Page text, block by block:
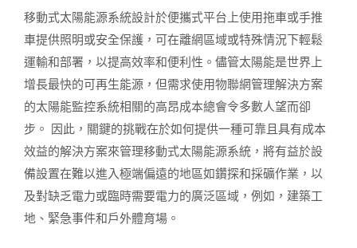
移動式太陽能源系統設計於便攜式平台上使用拖車或手推
車提供照明或安全保護，可在離網區域或特殊情況下輕鬆
運輸和部署，以提高效率和便利性。儘管太陽能是世界上
增長最快的可再生能源，但需求使用物聯網管理解決方案
的太陽能監控系統相關的高昂成本總會令多數人望而卻
步。 因此，關鍵的挑戰在於如何提供一種可靠且具有成本
效益的解決方案來管理移動式太陽能源系統，將有益於設
備設置在難以進入極端偏遠的地區如鑽探和採礦作業，以
及對缺乏電力或臨時需要電力的廣泛區域，例如，建築工
地、緊急事件和戶外體育場。